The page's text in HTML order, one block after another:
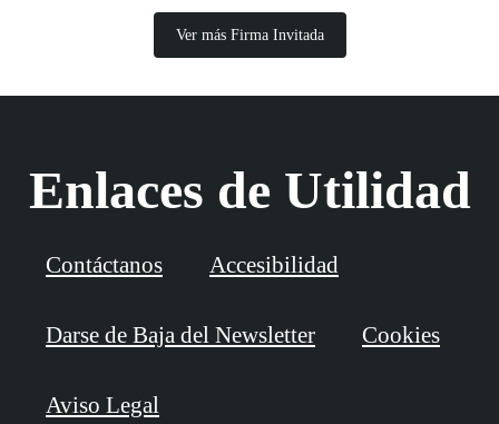
Ver más Firma Invitada
Enlaces de Utilidad
Contáctanos Accesibilidad
Darse de Baja del Newsletter Cookies
Aviso Legal